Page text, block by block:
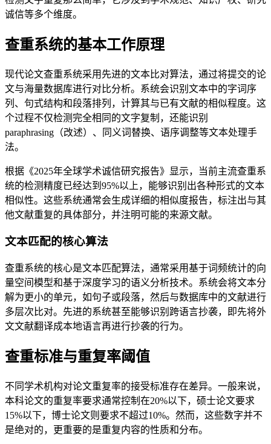
诚信等多个维度。
查重系统的基本工作原理
现代论文查重系统采用先进的文本比对算法，通过将提交的论
文与海量数据库进行对比分析。系统会识别文本中的字词序
列、句式结构和段落排列，计算其与已有文献的相似程度。这
个过程不仅检测完全相同的文字复制，还能识别
paraphrasing（改述）、同义词替换、语序调整等文本处理手
法。
根据《2025年全球学术诚信研究报告》显示，当前主流查重系
统的检测精度已经达到95%以上，能够识别出各种形式的文本
相似性。这些系统通常会生成详细的相似度报告，标注出与其
他文献重复的具体部分，并注明可能的来源文献。
文本匹配的核心算法
查重系统的核心是文本匹配算法，通常采用基于词频统计的向
量空间模型和基于深度学习的语义分析技术。系统会将文本分
解为更小的单元，如句子或段落，然后与数据库中的文献进行
多层次比对。先进的系统甚至能够识别跨语言抄袭，即先将外
文文献翻译成本地语言再进行抄袭的行为。
查重标准与重复率阈值
不同学术机构对论文重复率的接受标准存在差异。一般来说，
本科论文的重复率要求通常控制在20%以下，硕士论文要求
15%以下，博士论文则要求不超过10%。然而，这些数字并不
是绝对的，更重要的是重复内容的性质和分布。